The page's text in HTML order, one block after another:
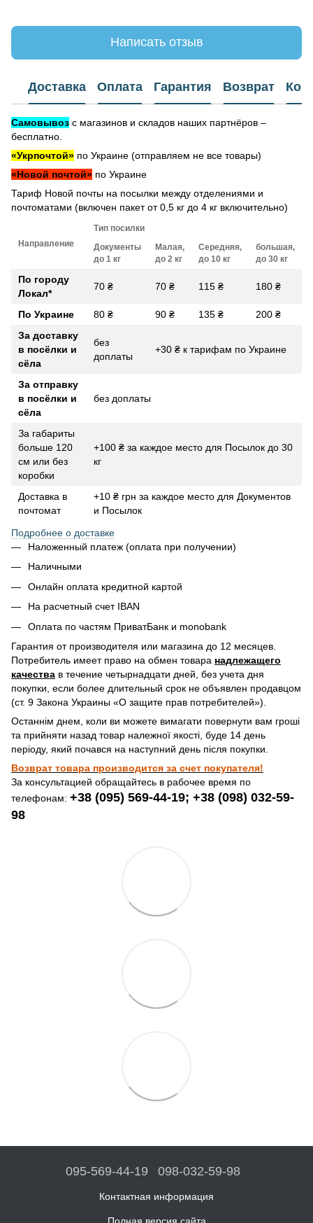
Написать отзыв
Доставка Оплата Гарантия Возврат
Самовывоз с магазинов и складов наших партнёров –
бесплатно.
«Укрпочтой» по Украине (отправляем не все товары)
«Новой почтой» по Украине
Тариф Новой почты на посылки между отделениями и
почтоматами (включен пакет от 0,5 кг до 4 кг включительно)
Направление
Тип посилки
Документы
до 1 кг
Малая,
до 2 кг
Середняя,
до 10 кг
большая,
до 30 кг
По городу
Локал*
70 ₴ 70 ₴ 115 ₴ 180 ₴
По Украине 80 ₴ 90 ₴ 135 ₴
200 ₴
За доставку
в посёлки и
сёла
без
доплаты
+30 ₴ к тарифам по Украине
За отправку
в посёлки и
сёла
без доплаты
За габариты
больше 120
см или без
коробки
+100 ₴ за каждое место для Посылок до 30
кг
Доставка в
почтомат
+10 ₴ грн за каждое место для Документов
и Посылок
Подробнее о доставке
Наложенный платеж (оплата при получении)
Наличными
Онлайн оплата кредитной картой
На расчетный счет IBAN
Оплата по частям ПриватБанк и monobank
Гарантия от производителя или магазина до 12 месяцев.
Потребитель имеет право на обмен товара надлежащего
качества в течение четырнадцати дней, без учета дня
покупки, если более длительный срок не объявлен продавцом
(ст. 9 Закона Украины «О защите прав потребителей»).
Останнім днем, коли ви можете вимагати повернути вам гроші
та прийняти назад товар належної якості, буде 14 день
періоду, який почався на наступний день після покупки.
Возврат товара производится за счет покупателя!
За консультацией обращайтесь в рабочее время по
телефонам: +38 (095) 569-44-19; +38 (098) 032-59-
98
095-569-44-19 098-032-59-98
Контактная информация